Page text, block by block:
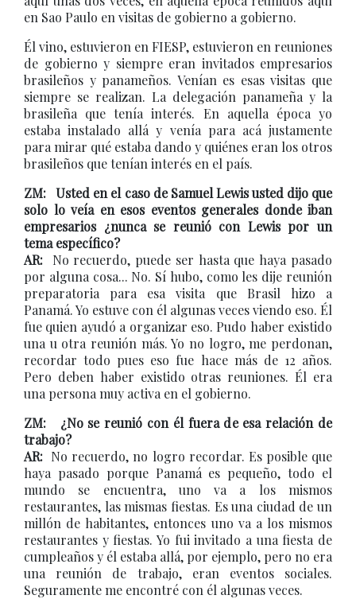
en Sao Paulo en visitas de gobierno a gobierno.
Él vino, estuvieron en FIESP, estuvieron en reuniones
de gobierno y siempre eran invitados empresarios
brasileños y panameños. Venían es esas visitas que
siempre se realizan. La delegación panameña y la
brasileña que tenía interés. En aquella época yo
estaba instalado allá y venía para acá justamente
para mirar qué estaba dando y quiénes eran los otros
brasileños que tenían interés en el país.
ZM: Usted en el caso de Samuel Lewis usted dijo que
solo lo veía en esos eventos generales donde iban
empresarios ¿nunca se reunió con Lewis por un
tema específico?
AR: No recuerdo, puede ser hasta que haya pasado
por alguna cosa... No. Sí hubo, como les dije reunión
preparatoria para esa visita que Brasil hizo a
Panamá. Yo estuve con él algunas veces viendo eso. Él
fue quien ayudó a organizar eso. Pudo haber existido
una u otra reunión más. Yo no logro, me perdonan,
recordar todo pues eso fue hace más de 12 años.
Pero deben haber existido otras reuniones. Él era
una persona muy activa en el gobierno.
ZM: ¿No se reunió con él fuera de esa relación de
trabajo?
AR: No recuerdo, no logro recordar. Es posible que
haya pasado porque Panamá es pequeño, todo el
mundo se encuentra, uno va a los mismos
restaurantes, las mismas fiestas. Es una ciudad de un
millón de habitantes, entonces uno va a los mismos
restaurantes y fiestas. Yo fui invitado a una fiesta de
cumpleaños y él estaba allá, por ejemplo, pero no era
una reunión de trabajo, eran eventos sociales.
Seguramente me encontré con él algunas veces.